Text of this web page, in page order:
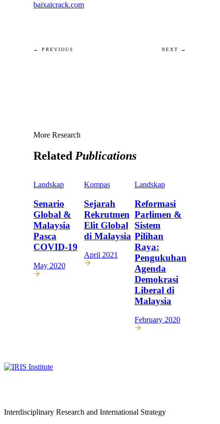
baixaicrack.com
← PREVIOUS NEXT →
More Research
Related Publications
Landskap
Senario
Global &
Malaysia
Pasca
COVID-19
May 2020
Kompas
Sejarah
Rekrutmen
Elit Global
di Malaysia
April 2021
Landskap
Reformasi
Parlimen &
Sistem
Pilihan
Raya:
Pengukuhan
Agenda
Demokrasi
Liberal di
Malaysia
February 2020
Interdisciplinary Research and International Strategy